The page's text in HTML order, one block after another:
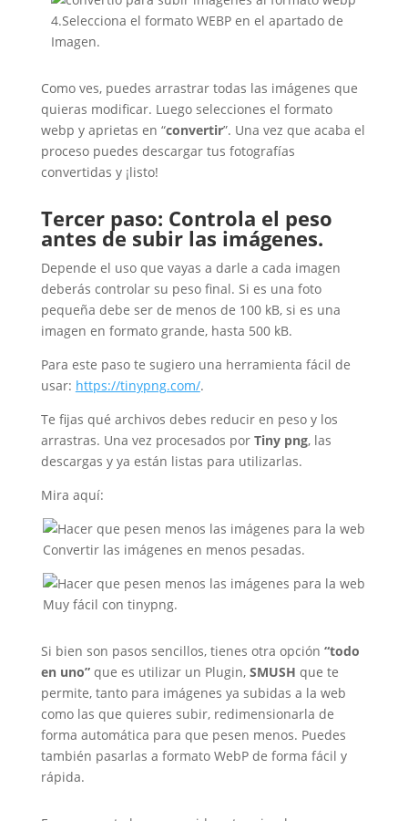
4.Selecciona el formato WEBP en el apartado de
Imagen.
Como ves, puedes arrastrar todas las imágenes que
quieras modificar. Luego selecciones el formato
webp y aprietas en “convertir”. Una vez que acaba el
proceso puedes descargar tus fotografías
convertidas y ¡listo!
Tercer paso: Controla el peso
antes de subir las imágenes.
Depende el uso que vayas a darle a cada imagen
deberás controlar su peso final. Si es una foto
pequeña debe ser de menos de 100 kB, si es una
imagen en formato grande, hasta 500 kB.
Para este paso te sugiero una herramienta fácil de
usar: https://tinypng.com/.
Te fijas qué archivos debes reducir en peso y los
arrastras. Una vez procesados por Tiny png, las
descargas y ya están listas para utilizarlas.
Mira aquí:
Convertir las imágenes en menos pesadas.
Muy fácil con tinypng.
Si bien son pasos sencillos, tienes otra opción “todo
en uno” que es utilizar un Plugin, SMUSH que te
permite, tanto para imágenes ya subidas a la web
como las que quieres subir, redimensionarla de
forma automática para que pesen menos. Puedes
también pasarlas a formato WebP de forma fácil y
rápida.